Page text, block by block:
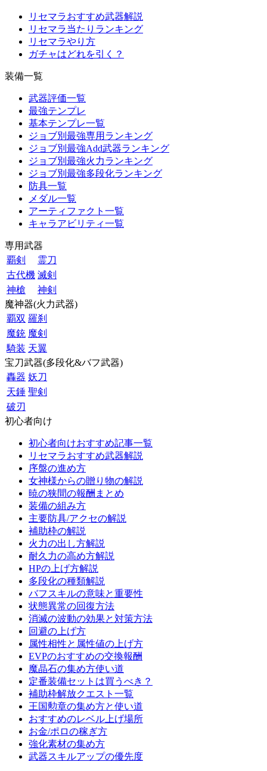
リセマラおすすめ武器解説
リセマラ当たりランキング
リセマラやり方
ガチャはどれを引く？
装備一覧
武器評価一覧
最強テンプレ
基本テンプレ一覧
ジョブ別最強専用ランキング
ジョブ別最強Add武器ランキング
ジョブ別最強火力ランキング
ジョブ別最強多段化ランキング
防具一覧
メダル一覧
アーティファクト一覧
キャラアビリティ一覧
専用武器
覇剣
霊刀
古代機 滅剣
神槍
神剣
魔神器(火力武器)
覇双 羅刹
魔銃 魔剣
騎装 天翼
宝刀武器(多段化&バフ武器)
轟器 妖刀
天錘 聖剣
破刃
初心者向け
初心者向けおすすめ記事一覧
リセマラおすすめ武器解説
序盤の進め方
女神様からの贈り物の解説
暁の狭間の報酬まとめ
装備の組み方
主要防具/アクセの解説
補助枠の解説
火力の出し方解説
耐久力の高め方解説
HPの上げ方解説
多段化の種類解説
バフスキルの意味と重要性
状態異常の回復方法
消滅の波動の効果と対策方法
回避の上げ方
属性相性と属性値の上げ方
EVPのおすすめの交換報酬
魔晶石の集め方使い道
定番装備セットは買うべき？
補助枠解放クエスト一覧
王国勲章の集め方と使い道
おすすめのレベル上げ場所
お金/ポロの稼ぎ方
強化素材の集め方
武器スキルアップの優先度